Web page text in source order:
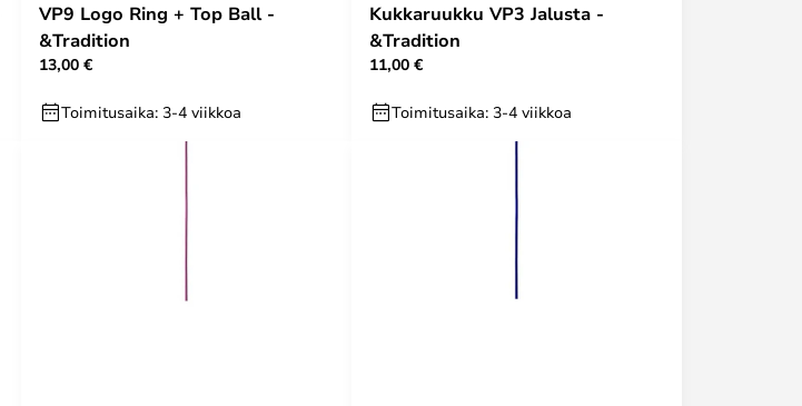
VP9 Logo Ring + Top Ball -
&Tradition
13,00 €
Toimitusaika: 3-4 viikkoa
Kukkaruukku VP3 Jalusta -
&Tradition
11,00 €
Toimitusaika: 3-4 viikkoa